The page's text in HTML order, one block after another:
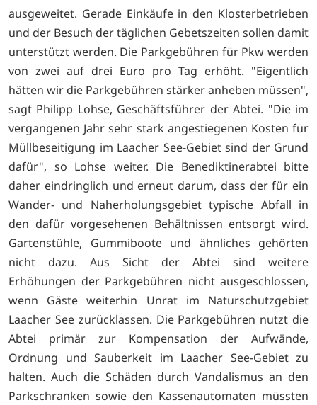
ausgeweitet. Gerade Einkäufe in den Klosterbetrieben
und der Besuch der täglichen Gebetszeiten sollen damit
unterstützt werden. Die Parkgebühren für Pkw werden
von zwei auf drei Euro pro Tag erhöht. "Eigentlich
hätten wir die Parkgebühren stärker anheben müssen",
sagt Philipp Lohse, Geschäftsführer der Abtei. "Die im
vergangenen Jahr sehr stark angestiegenen Kosten für
Müllbeseitigung im Laacher See-Gebiet sind der Grund
dafür", so Lohse weiter. Die Benediktinerabtei bitte
daher eindringlich und erneut darum, dass der für ein
Wander- und Naherholungsgebiet typische Abfall in
den dafür vorgesehenen Behältnissen entsorgt wird.
Gartenstühle, Gummiboote und ähnliches gehörten
nicht dazu. Aus Sicht der Abtei sind weitere
Erhöhungen der Parkgebühren nicht ausgeschlossen,
wenn Gäste weiterhin Unrat im Naturschutzgebiet
Laacher See zurücklassen. Die Parkgebühren nutzt die
Abtei primär zur Kompensation der Aufwände,
Ordnung und Sauberkeit im Laacher See-Gebiet zu
halten. Auch die Schäden durch Vandalismus an den
Parkschranken sowie den Kassenautomaten müssten